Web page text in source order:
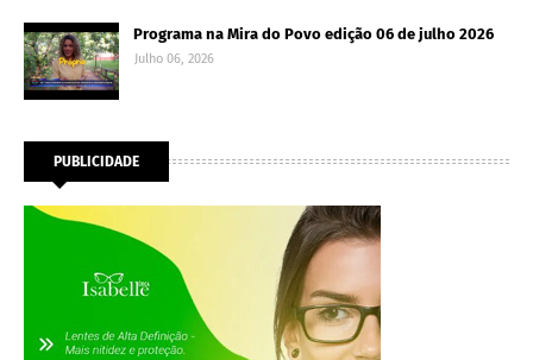
Programa na Mira do Povo edição 06 de julho 2026
Julho 06, 2026
PUBLICIDADE